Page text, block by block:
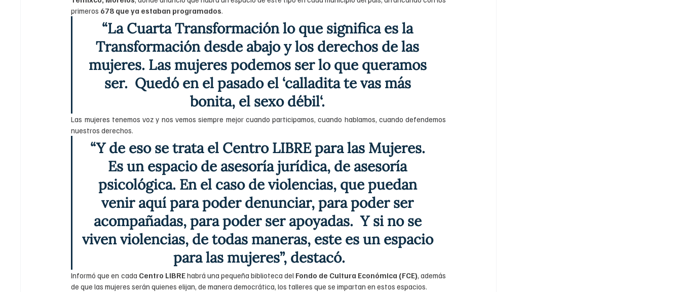
primeros 678 que ya estaban programados.
“La Cuarta Transformación lo que significa es la
Transformación desde abajo y los derechos de las
mujeres. Las mujeres podemos ser lo que queramos
ser.  Quedó en el pasado el ‘calladita te vas más
bonita, el sexo débil‘.
Las mujeres tenemos voz y nos vemos siempre mejor cuando participamos, cuando hablamos, cuando defendemos
nuestros derechos.
“Y de eso se trata el Centro LIBRE para las Mujeres.
Es un espacio de asesoría jurídica, de asesoría
psicológica. En el caso de violencias, que puedan
venir aquí para poder denunciar, para poder ser
acompañadas, para poder ser apoyadas.  Y si no se
viven violencias, de todas maneras, este es un espacio
para las mujeres”, destacó.
Informó que en cada Centro LIBRE habrá una pequeña biblioteca del Fondo de Cultura Económica (FCE), además
de que las mujeres serán quienes elijan, de manera democrática, los talleres que se impartan en estos espacios.